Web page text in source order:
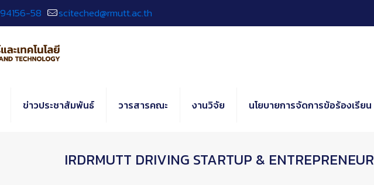
58 sciteched@rmutt.ac.th
ข่าวประชาสัมพันธ์ วารสารคณะ งานวิจัย นโยบายการจัดการข้อร้องเรียน
IRDRMUTT DRIVING STARTUP & ENTREPRENEUR